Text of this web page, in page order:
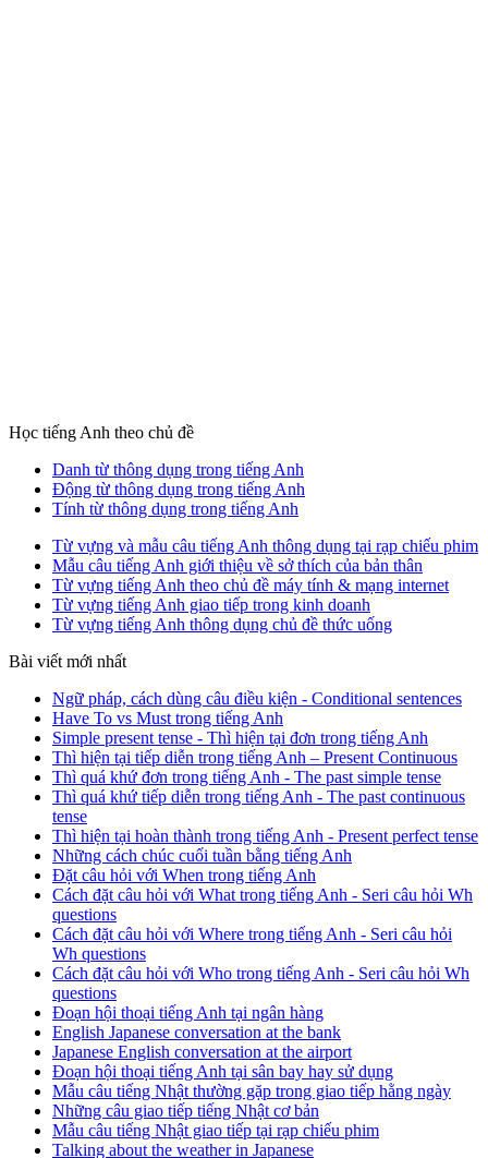
Học tiếng Anh theo chủ đề
Danh từ thông dụng trong tiếng Anh
Động từ thông dụng trong tiếng Anh
Tính từ thông dụng trong tiếng Anh
Từ vựng và mẫu câu tiếng Anh thông dụng tại rạp chiếu phim
Mẫu câu tiếng Anh giới thiệu về sở thích của bản thân
Từ vựng tiếng Anh theo chủ đề máy tính & mạng internet
Từ vựng tiếng Anh giao tiếp trong kinh doanh
Từ vựng tiếng Anh thông dụng chủ đề thức uống
Bài viết mới nhất
Ngữ pháp, cách dùng câu điều kiện - Conditional sentences
Have To vs Must trong tiếng Anh
Simple present tense - Thì hiện tại đơn trong tiếng Anh
Thì hiện tại tiếp diễn trong tiếng Anh – Present Continuous
Thì quá khứ đơn trong tiếng Anh - The past simple tense
Thì quá khứ tiếp diễn trong tiếng Anh - The past continuous
tense
Thì hiện tại hoàn thành trong tiếng Anh - Present perfect tense
Những cách chúc cuối tuần bằng tiếng Anh
Đặt câu hỏi với When trong tiếng Anh
Cách đặt câu hỏi với What trong tiếng Anh - Seri câu hỏi Wh
questions
Cách đặt câu hỏi với Where trong tiếng Anh - Seri câu hỏi
Wh questions
Cách đặt câu hỏi với Who trong tiếng Anh - Seri câu hỏi Wh
questions
Đoạn hội thoại tiếng Anh tại ngân hàng
English Japanese conversation at the bank
Japanese English conversation at the airport
Đoạn hội thoại tiếng Anh tại sân bay hay sử dụng
Mẫu câu tiếng Nhật thường gặp trong giao tiếp hằng ngày
Những câu giao tiếp tiếng Nhật cơ bản
Mẫu câu tiếng Nhật giao tiếp tại rạp chiếu phim
Talking about the weather in Japanese